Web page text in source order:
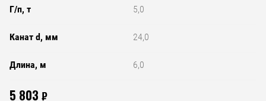
Г/п, т 5,0
Канат d, мм 24,0
Длина, м 6,0
5 803 ₽